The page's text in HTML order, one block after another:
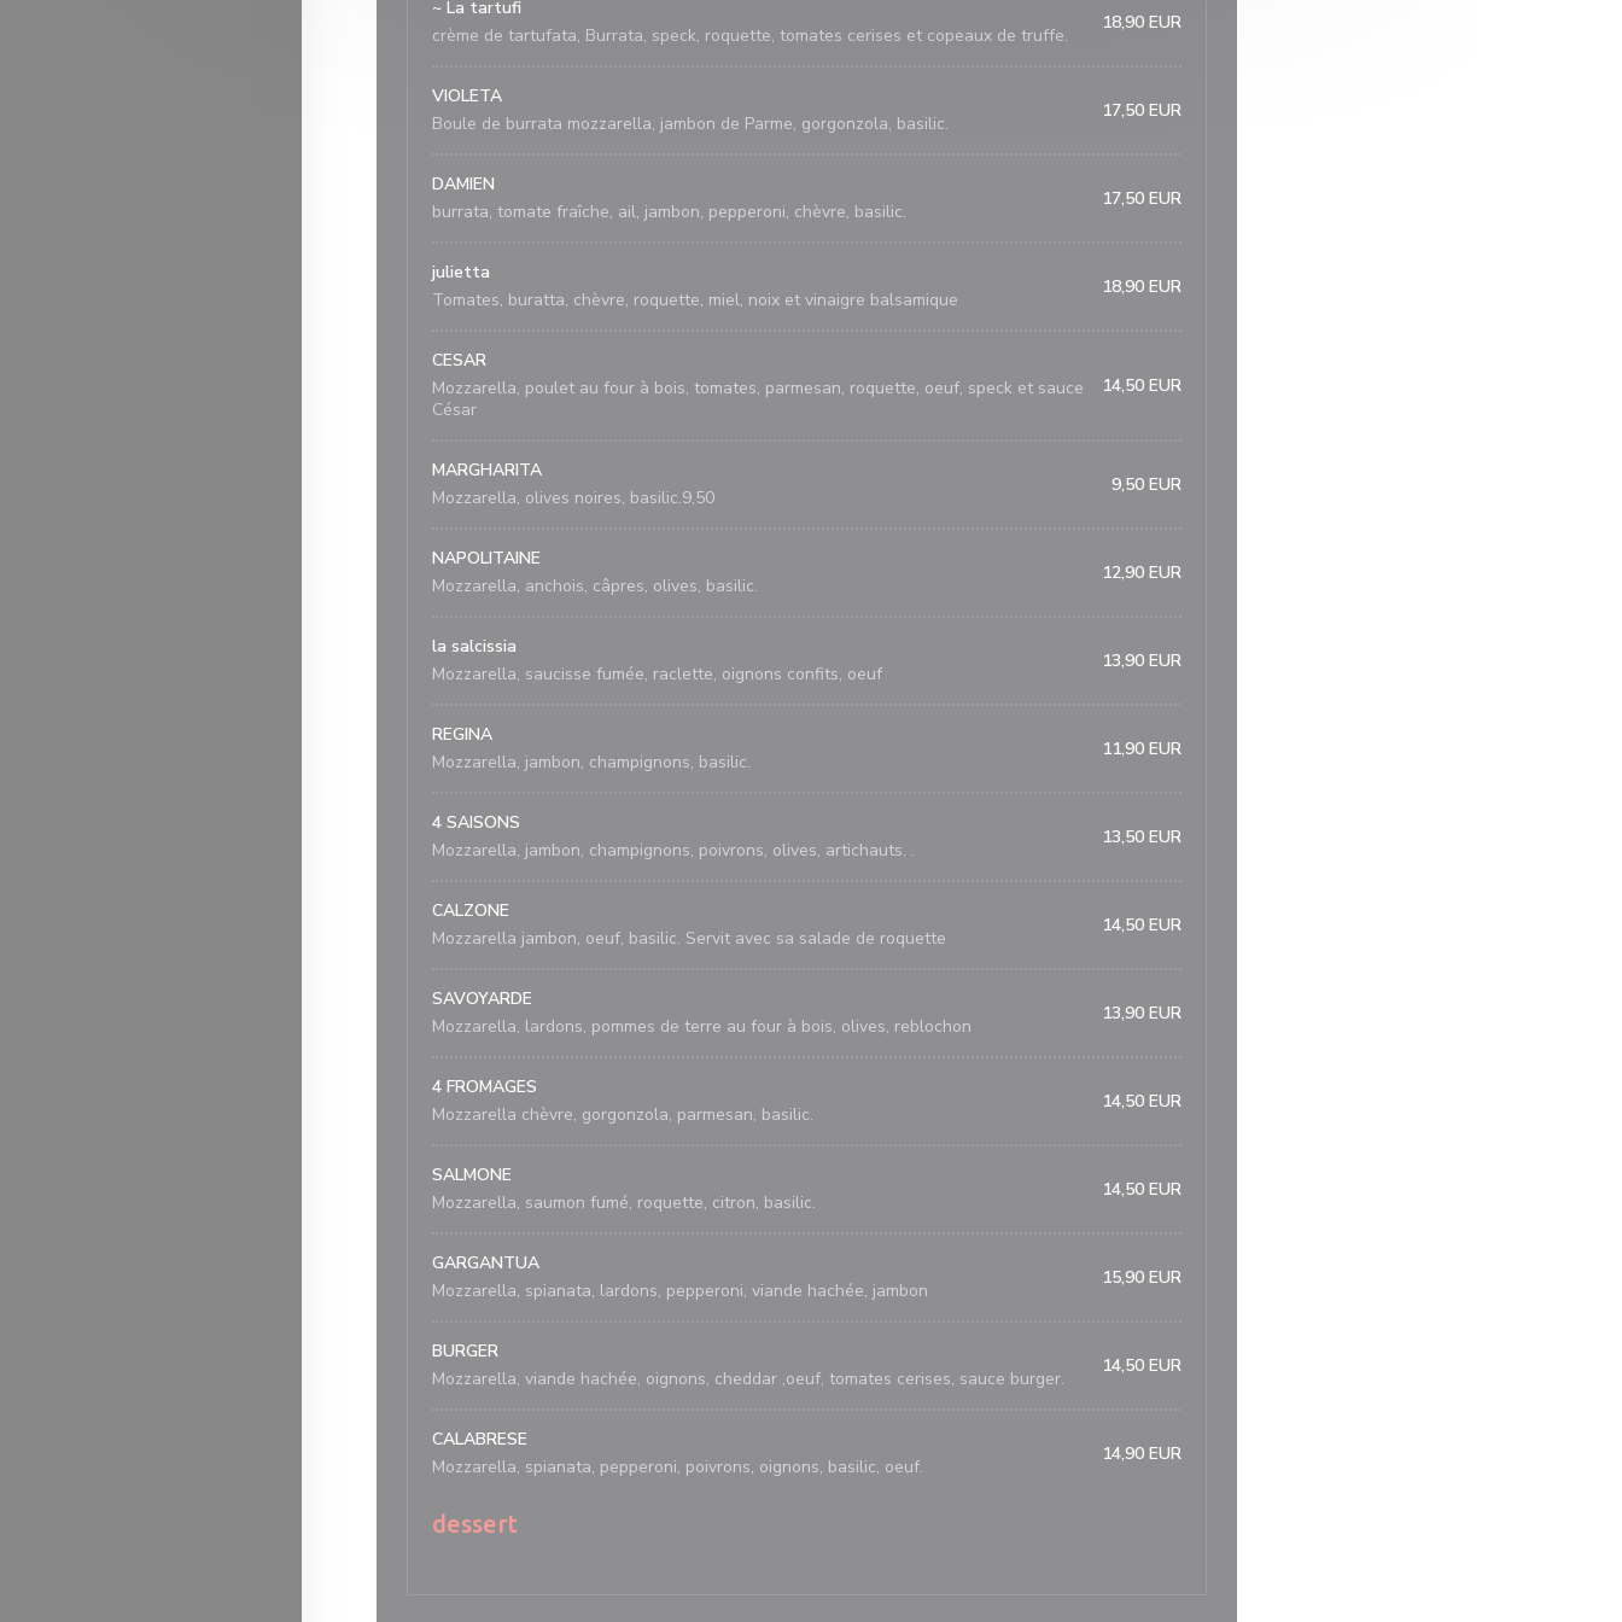
~ La tartufi
crème de tartufata, Burrata, speck, roquette, tomates cerises et copeaux de truffe.
18,90 EUR
VIOLETA
Boule de burrata mozzarella, jambon de Parme, gorgonzola, basilic.
17,50 EUR
DAMIEN
burrata, tomate fraîche, ail, jambon, pepperoni, chèvre, basilic.
17,50 EUR
julietta
Tomates, buratta, chèvre, roquette, miel, noix et vinaigre balsamique
18,90 EUR
CESAR
Mozzarella, poulet au four à bois, tomates, parmesan, roquette, oeuf, speck et sauce
César
14,50 EUR
MARGHARITA
Mozzarella, olives noires, basilic.9,50
9,50 EUR
NAPOLITAINE
Mozzarella, anchois, câpres, olives, basilic.
12,90 EUR
la salcissia
Mozzarella, saucisse fumée, raclette, oignons confits, oeuf
13,90 EUR
REGINA
Mozzarella, jambon, champignons, basilic.
11,90 EUR
4 SAISONS
Mozzarella, jambon, champignons, poivrons, olives, artichauts. .
13,50 EUR
CALZONE
Mozzarella jambon, oeuf, basilic. Servit avec sa salade de roquette
14,50 EUR
SAVOYARDE
Mozzarella, lardons, pommes de terre au four à bois, olives, reblochon
13,90 EUR
4 FROMAGES
Mozzarella chèvre, gorgonzola, parmesan, basilic.
14,50 EUR
SALMONE
Mozzarella, saumon fumé, roquette, citron, basilic.
14,50 EUR
GARGANTUA
Mozzarella, spianata, lardons, pepperoni, viande hachée, jambon
15,90 EUR
BURGER
Mozzarella, viande hachée, oignons, cheddar ,oeuf, tomates cerises, sauce burger.
14,50 EUR
CALABRESE
Mozzarella, spianata, pepperoni, poivrons, oignons, basilic, oeuf.
14,90 EUR
dessert